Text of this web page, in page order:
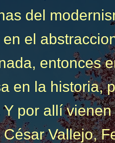
del
el
entonces
en la historia,
por allí
Vallejo,